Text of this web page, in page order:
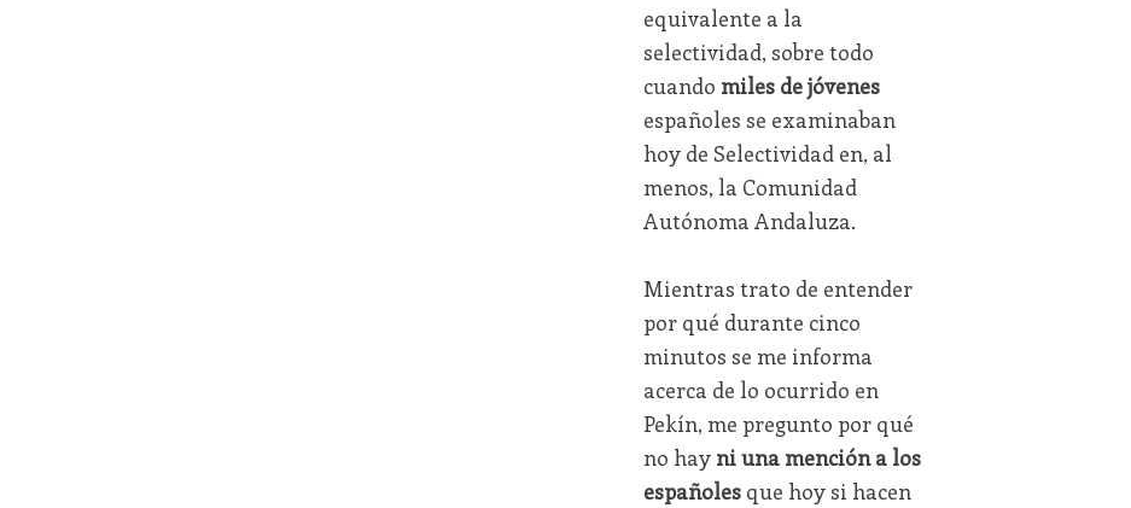
equivalente a la
selectividad, sobre todo
cuando miles de jóvenes
españoles se examinaban
hoy de Selectividad en, al
menos, la Comunidad
Autónoma Andaluza.
Mientras trato de entender
por qué durante cinco
minutos se me informa
acerca de lo ocurrido en
Pekín, me pregunto por qué
no hay ni una mención a los
españolesque hoy si hacen